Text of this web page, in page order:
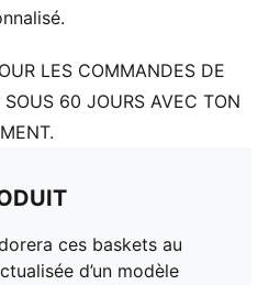
LES COMMANDES DE
60 JOURS AVEC TON
ces baskets au
d’un modèle